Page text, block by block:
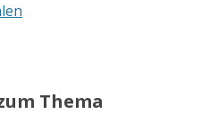
Thema